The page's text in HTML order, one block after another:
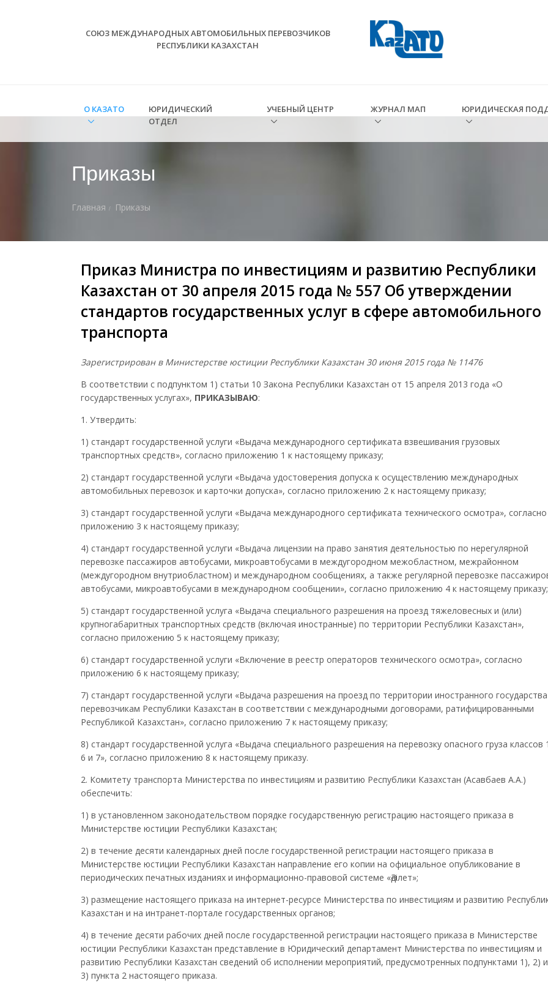
СОЮЗ МЕЖДУНАРОДНЫХ АВТОМОБИЛЬНЫХ ПЕРЕВОЗЧИКОВ
РЕСПУБЛИКИ КАЗАХСТАН
О КАЗАТО
ЮРИДИЧЕСКИЙ
ОТДЕЛ
УЧЕБНЫЙ ЦЕНТР ЖУРНАЛ МАП ЮРИДИЧЕСКАЯ
Приказы
Главная Приказы
Приказ Министра по инвестициям и развитию Республики
Казахстан от 30 апреля 2015 года № 557 Об утверждении
стандартов государственных услуг в сфере автомобильного
транспорта
Зарегистрирован в Министерстве юстиции Республики Казахстан 30 июня 2015 года № 11476
В соответствии с подпунктом 1) статьи 10 Закона Республики Казахстан от 15 апреля 2013 года «О
государственных услугах», ПРИКАЗЫВАЮ:
1. Утвердить:
1) стандарт государственной услуги «Выдача международного сертификата взвешивания грузовых
транспортных средств», согласно приложению 1 к настоящему приказу;
2) стандарт государственной услуги «Выдача удостоверения допуска к осуществлению международных
автомобильных перевозок и карточки допуска», согласно приложению 2 к настоящему приказу;
3) стандарт государственной услуги «Выдача международного сертификата технического осмотра», согласно
приложению 3 к настоящему приказу;
4) стандарт государственной услуги «Выдача лицензии на право занятия деятельностью по нерегулярной
перевозке пассажиров автобусами, микроавтобусами в междугородном межобластном, межрайонном
(междугородном внутриобластном) и международном сообщениях, а также регулярной перевозке
автобусами, микроавтобусами в международном сообщении», согласно приложению 4 к настоящему приказу;
5) стандарт государственной услуга «Выдача специального разрешения на проезд тяжеловесных и (или)
крупногабаритных транспортных средств (включая иностранные) по территории Республики Казахстан»,
согласно приложению 5 к настоящему приказу;
6) стандарт государственной услуги «Включение в реестр операторов технического осмотра», согласно
приложению 6 к настоящему приказу;
7) стандарт государственной услуги «Выдача разрешения на проезд по территории иностранного государства
перевозчикам Республики Казахстан в соответствии с международными договорами, ратифицированными
Республикой Казахстан», согласно приложению 7 к настоящему приказу;
8) стандарт государственной услуга «Выдача специального разрешения на перевозку опасного груза классов
6 и 7», согласно приложению 8 к настоящему приказу.
2. Комитету транспорта Министерства по инвестициям и развитию Республики Казахстан (Асавбаев А.А.)
обеспечить:
1) в установленном законодательством порядке государственную регистрацию настоящего приказа в
Министерстве юстиции Республики Казахстан;
2) в течение десяти календарных дней после государственной регистрации настоящего приказа в
Министерстве юстиции Республики Казахстан направление его копии на официальное опубликование в
периодических печатных изданиях и информационно-правовой системе «Әділет»;
3) размещение настоящего приказа на интернет-ресурсе Министерства по инвестициям и развитию
Казахстан и на интранет-портале государственных органов;
4) в течение десяти рабочих дней после государственной регистрации настоящего приказа в Министерстве
юстиции Республики Казахстан представление в Юридический департамент Министерства по инвестициям и
развитию Республики Казахстан сведений об исполнении мероприятий, предусмотренных подпунктами 1), 2) и
3) пункта 2 настоящего приказа.